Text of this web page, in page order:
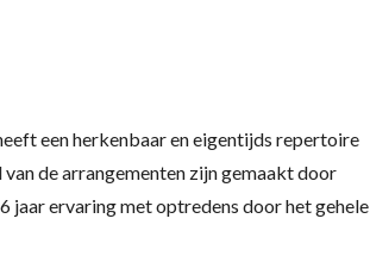
een herkenbaar en eigentijds repertoire
de arrangementen zijn gemaakt door
jaar ervaring met optredens door het gehele